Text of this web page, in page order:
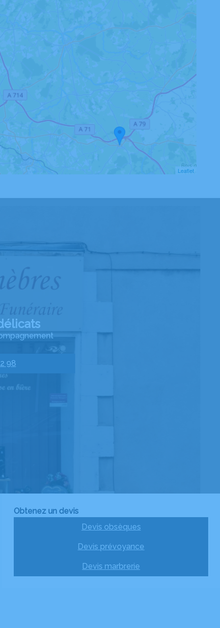
Leaflet
98
Obtenez un devis
Devis obsèques
Devis prévoyance
Devis marbrerie